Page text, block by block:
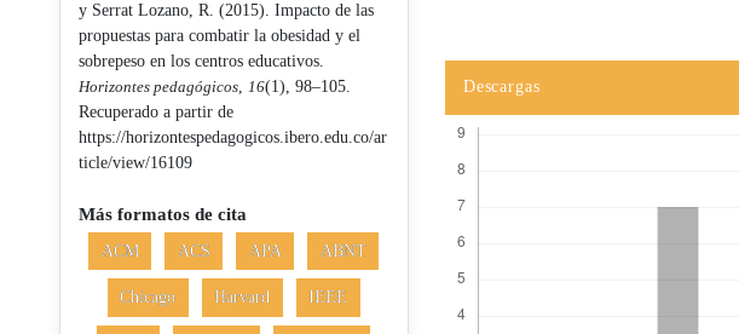
y Serrat Lozano, R. (2015). Impacto de las
propuestas para combatir la obesidad y el
sobrepeso en los centros educativos.
Horizontes pedagógicos, 16(1), 98–105.
Recuperado a partir de
https://horizontespedagogicos.ibero.edu.co/ar
ticle/view/16109
Más formatos de cita
ACM ACS APA ABNT
Chicago Harvard IEEE
Descargas